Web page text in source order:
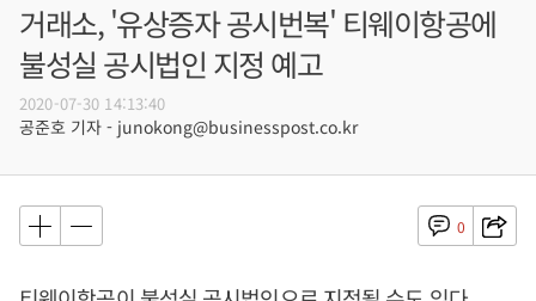
거래소, '유상증자 공시번복' 티웨이항공에
불성실 공시법인 지정 예고
2020-07-30 14:13:40
공준호 기자 - junokong@businesspost.co.kr
0